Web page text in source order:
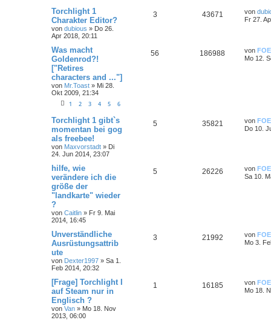
Torchlight 1
Charakter Editor?
von dubious » Do 26.
Apr 2018, 20:11
3 43671 von
Fr 27.
Was macht
Goldenrod?!
["Retires
characters and ..."]
von Mr.Toast » Mi 28.
Okt 2009, 21:34
1 2 3 4 5 6
56 186988 von FOE
Mo 12.
Torchlight 1 gibt`s
momentan bei gog
als freebee!
von Maxvorstadt » Di
24. Jun 2014, 23:07
5 35821 von FOE
Do 10.
hilfe, wie
verändere ich die
größe der
"landkarte" wieder
?
von Caitlin » Fr 9. Mai
2014, 16:45
5 26226 von FOE
Sa 10.
Unverständliche
Ausrüstungsattrib
ute
von Dexter1997 » Sa 1.
Feb 2014, 20:32
3 21992 von FOE
Mo 3.
[Frage] Torchlight I
auf Steam nur in
Englisch ?
von Van » Mo 18. Nov
2013, 06:00
1 16185 von FOE
Mo 18.